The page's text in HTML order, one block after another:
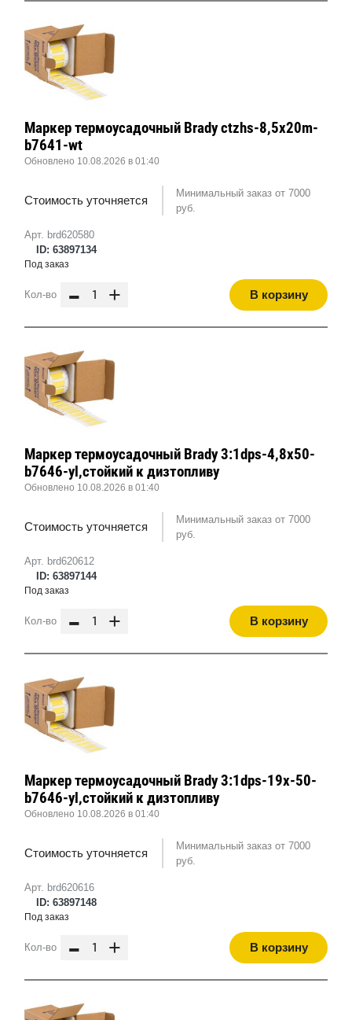
Арт. brd620580
ID: 63897134
Маркер термоусадочный Brady ctzhs-8,5x20m-
b7641-wt
Обновлено 10.08.2026 в 01:40
Стоимость уточняется
Минимальный заказ от 7000
руб.
Под заказ
Кол-во - + В корзину
Арт. brd620612
ID: 63897144
Маркер термоусадочный Brady 3:1dps-4,8x50-
b7646-yl,стойкий к дизтопливу
Обновлено 10.08.2026 в 01:40
Стоимость уточняется
Минимальный заказ от 7000
руб.
Под заказ
Кол-во - + В корзину
Арт. brd620616
ID: 63897148
Маркер термоусадочный Brady 3:1dps-19x-50-
b7646-yl,стойкий к дизтопливу
Обновлено 10.08.2026 в 01:40
Стоимость уточняется
Минимальный заказ от 7000
руб.
Под заказ
Кол-во - + В корзину